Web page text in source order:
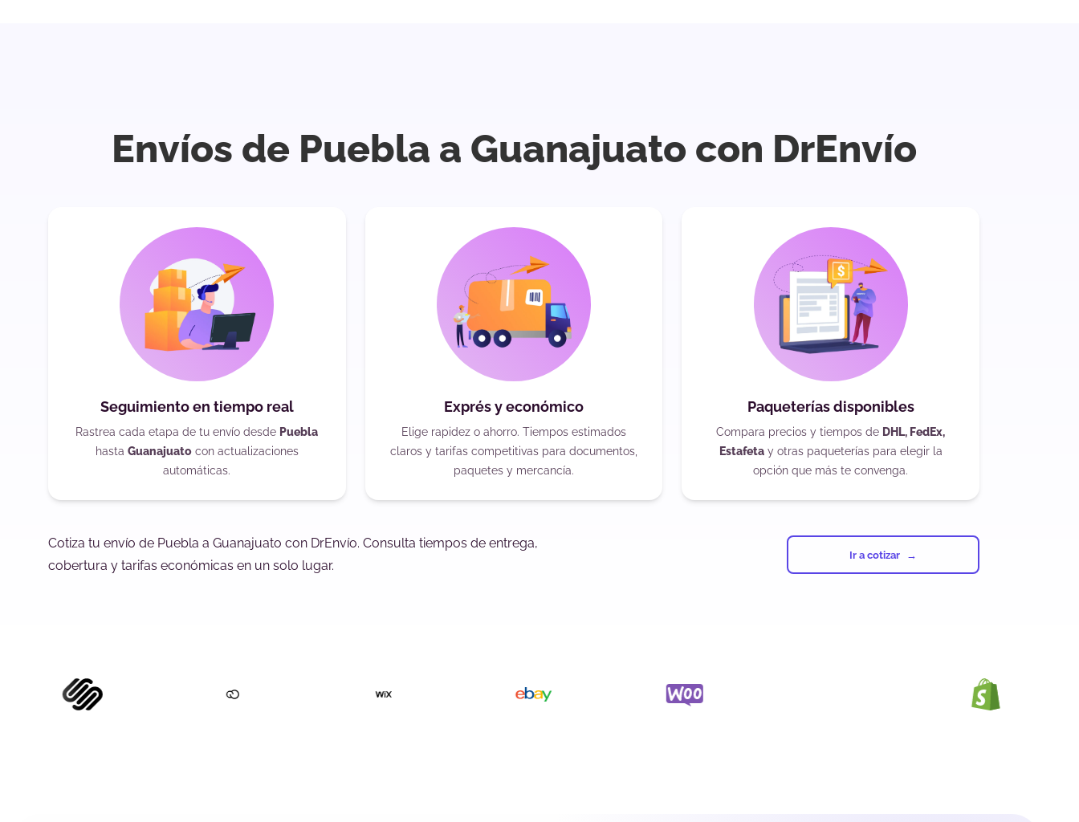
Envíos de Puebla a Guanajuato con DrEnvío
Seguimiento en tiempo real
Rastrea cada etapa de tu envío desde Puebla
hasta Guanajuatocon actualizaciones
automáticas.
Exprés y económico
Elige rapidez o ahorro. Tiempos estimados
claros y tarifas competitivas para documentos,
paquetes y mercancía.
Paqueterías disponibles
Compara precios y tiempos de DHL, FedEx,
Estafetay otras paqueterías para elegir la
opción que más te convenga.
Cotiza tu envío de Puebla a Guanajuato con DrEnvío. Consulta tiempos de entrega,
cobertura y tarifas económicas en un solo lugar.
Ir a cotizar